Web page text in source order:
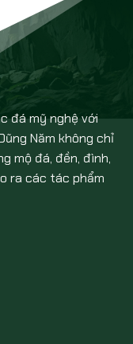
đá mỹ nghệ với
Năm không chỉ
mộ đá, đền, đình,
ra các tác phẩm